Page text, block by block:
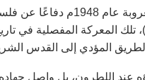
يونيو 1948م)، تلك المعركة
المؤدي إلى القدس